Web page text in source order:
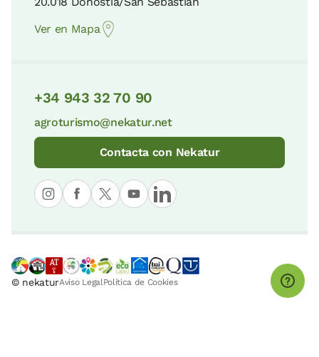
Ver en Mapa
+34 943 32 70 90
agroturismo@nekatur.net
Contacta con Nekatur
© nekaturAviso LegalPolítica de Cookies